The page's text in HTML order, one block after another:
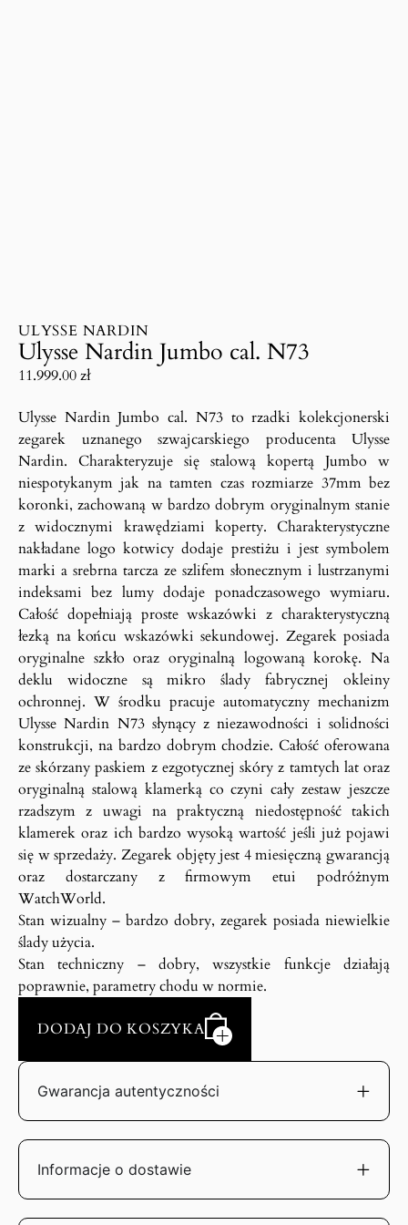
ULYSSE NARDIN
Ulysse Nardin Jumbo cal. N73
11.999.00zł
Ulysse Nardin Jumbo cal. N73 to rzadki kolekcjonerski
zegarek uznanego szwajcarskiego producenta Ulysse
Nardin. Charakteryzuje się stalową kopertą Jumbo w
niespotykanym jak na tamten czas rozmiarze 37mm bez
koronki, zachowaną w bardzo dobrym oryginalnym stanie
z widocznymi krawędziami koperty. Charakterystyczne
nakładane logo kotwicy dodaje prestiżu i jest symbolem
marki a srebrna tarcza ze szlifem słonecznym i lustrzanymi
indeksami bez lumy dodaje ponadczasowego wymiaru.
Całość dopełniają proste wskazówki z charakterystyczną
łezką na końcu wskazówki sekundowej. Zegarek posiada
oryginalne szkło oraz oryginalną logowaną korokę. Na
deklu widoczne są mikro ślady fabrycznej okleiny
ochronnej. W środku pracuje automatyczny mechanizm
Ulysse Nardin N73 słynący z niezawodności i solidności
konstrukcji, na bardzo dobrym chodzie. Całość oferowana
ze skórzany paskiem z ezgotycznej skóry z tamtych lat oraz
oryginalną stalową klamerką co czyni cały zestaw jeszcze
rzadszym z uwagi na praktyczną niedostępność takich
klamerek oraz ich bardzo wysoką wartość jeśli już pojawi
się w sprzedaży. Zegarek objęty jest 4 miesięczną gwarancją
oraz dostarczany z firmowym etui podróżnym
WatchWorld.
Stan wizualny – bardzo dobry, zegarek posiada niewielkie
ślady użycia.
Stan techniczny – dobry, wszystkie funkcje działają
poprawnie, parametry chodu w normie.
DODAJ DO KOSZYKA
Gwarancja autentyczności
Informacje o dostawie